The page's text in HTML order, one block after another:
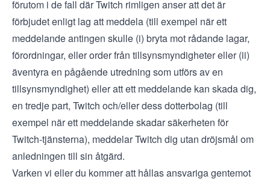
förutom i de fall där Twitch rimligen anser att det är
förbjudet enligt lag att meddela (till exempel när ett
meddelande antingen skulle (i) bryta mot rådande lagar,
förordningar, eller order från tillsynsmyndigheter eller (ii)
äventyra en pågående utredning som utförs av en
tillsynsmyndighet) eller att ett meddelande kan skada dig,
en tredje part, Twitch och/eller dess dotterbolag (till
exempel när ett meddelande skadar säkerheten för
Twitch-tjänsterna), meddelar Twitch dig utan dröjsmål om
anledningen till sin åtgärd.
Varken vi eller du kommer att hållas ansvariga gentemot